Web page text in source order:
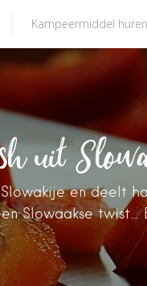
Kampeermiddel huren
uit
en deelt
Slowaakse twist…